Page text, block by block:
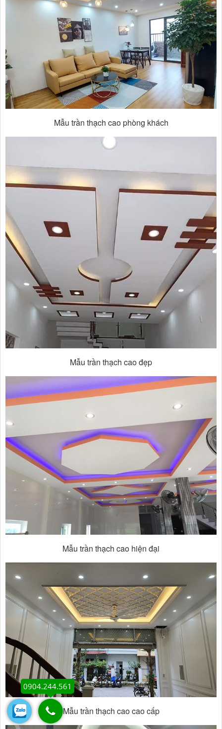
Mẫu trần thạch cao phòng khách
Mẫu trần thạch cao đẹp
Mẫu trần thạch cao hiện đại
Mẫu trần thạch cao cao cấp
0904.244.561